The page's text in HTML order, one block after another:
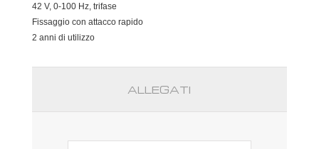
42 V, 0-100 Hz, trifase
Fissaggio con attacco rapido
2 anni di utilizzo
ALLEGATI